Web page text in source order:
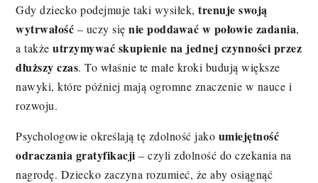
Gdy dziecko podejmuje taki wysiłek,trenuje swoją
wytrwałość – uczy sięnie poddawać w połowie zadania,
a takżeutrzymywać skupienie na jednej czynności przez
dłuższy czas. To właśnie te małe kroki budują większe
nawyki, które później mają ogromne znaczenie w nauce i
rozwoju.
Psychologowie określają tę zdolność jako umiejętność
odraczania gratyfikacji – czyli zdolność do czekania na
nagrodę. Dziecko zaczyna rozumieć, że aby osiągnąć